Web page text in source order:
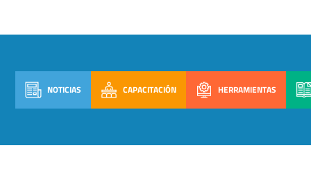
NOTICIAS CAPACITACIÓN HERRAMIENTAS